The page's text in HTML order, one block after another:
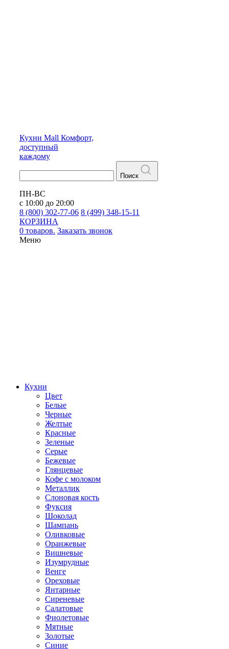
Кухни Mall Комфорт,
доступный
каждому
Поиск
ПН-ВС
с 10:00 до 20:00
8 (800) 302-77-06 8 (499) 348-15-11
КОРЗИНА
0 товаров. Заказать звонок
Меню
Кухни
Цвет
Белые
Черные
Желтые
Красные
Зеленые
Серые
Бежевые
Глянцевые
Кофе с молоком
Металлик
Слоновая кость
Фуксия
Шоколад
Шампань
Оливковые
Оранжевые
Вишневые
Изумрудные
Венге
Ореховые
Янтарные
Сиреневые
Салатовые
Фиолетовые
Мятные
Золотые
Синие